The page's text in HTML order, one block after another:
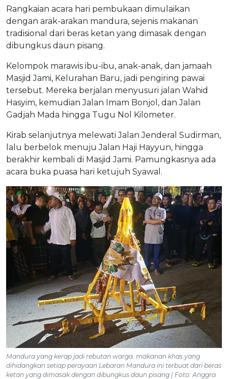
Rangkaian acara hari pembukaan dimulaikan
dengan arak-arakan mandura, sejenis makanan
tradisional dari beras ketan yang dimasak dengan
dibungkus daun pisang.
Kelompok marawis ibu-ibu, anak-anak, dan jamaah
Masjid Jami, Kelurahan Baru, jadi pengiring pawai
tersebut. Mereka berjalan menyusuri jalan Wahid
Hasyim, kemudian Jalan Imam Bonjol, dan Jalan
Gadjah Mada hingga Tugu Nol Kilometer.
Kirab selanjutnya melewati Jalan Jenderal Sudirman,
lalu berbelok menuju Jalan Haji Hayyun, hingga
berakhir kembali di Masjid Jami. Pamungkasnya ada
acara buka puasa hari ketujuh Syawal.
Mandura yang kerap jadi rebutan warga. makanan khas yang
dihidangkan setiap perayaan Lebaran Mandura ini terbuat dari beras
ketan yang dimasak dengan dibungkus daun pisang | Foto: Anggra